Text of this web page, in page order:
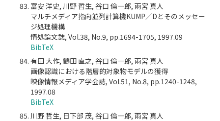
富安 洋史, 川野 哲生, 谷口 倫一郎, 雨宮 真人
マルチメディア指向並列計算機KUMP／Dとそのメッセー
ジ処理機構
情処論文誌, Vol.38, No.9, pp.1694-1705, 1997.09
BibTeX
有田 大作, 鶴田 直之, 谷口 倫一郎, 雨宮 真人
画像認識における階層的対象物モデルの獲得
映像情報メディア学会誌, Vol.51, No.8, pp.1240-1248,
1997.08
BibTeX
川野 哲生, 日下部 茂, 谷口 倫一郎, 雨宮 真人